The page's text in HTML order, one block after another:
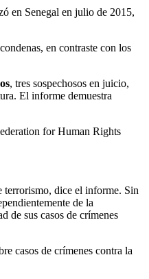
en Senegal en julio de 2015,
en contraste con los
, tres sospechosos en juicio,
El informe demuestra
for Human Rights
terrorismo, dice el informe. Sin
de la
de sus casos de crímenes
casos de crímenes contra la